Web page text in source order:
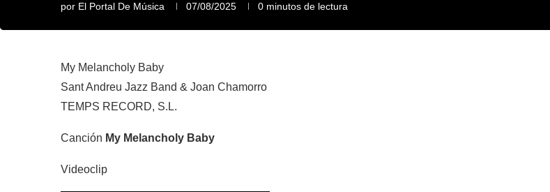
por El Portal De Música 07/08/2025 0 minutos de lectura
My Melancholy Baby
Sant Andreu Jazz Band & Joan Chamorro
TEMPS RECORD, S.L.
Canción My Melancholy Baby
Videoclip